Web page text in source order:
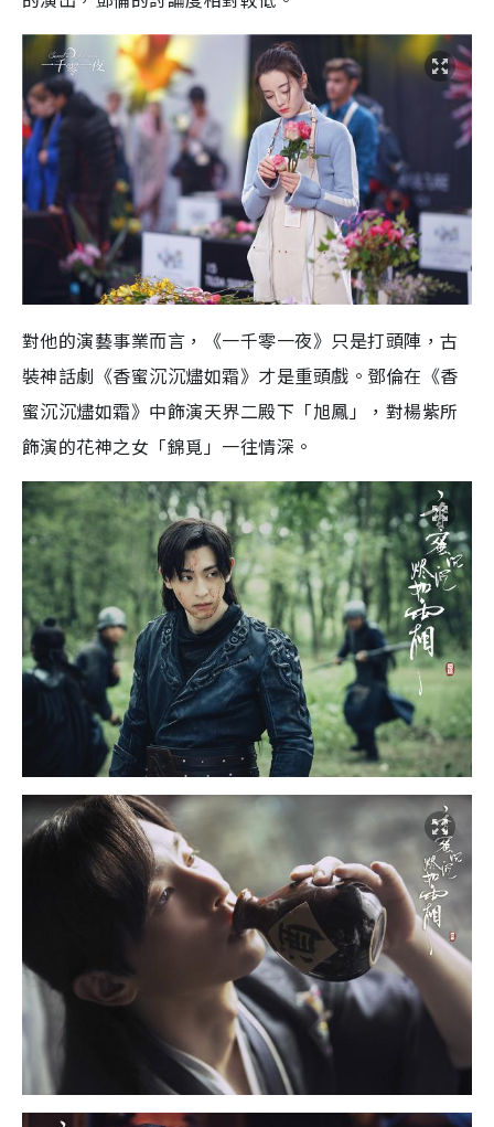
對他的演藝事業而言，《一千零一夜》只是打頭陣，古
裝神話劇《香蜜沉沉燼如霜》才是重頭戲。鄧倫在《香
蜜沉沉燼如霜》中飾演天界二殿下「旭鳳」，對楊紫所
飾演的花神之女「錦覓」一往情深。